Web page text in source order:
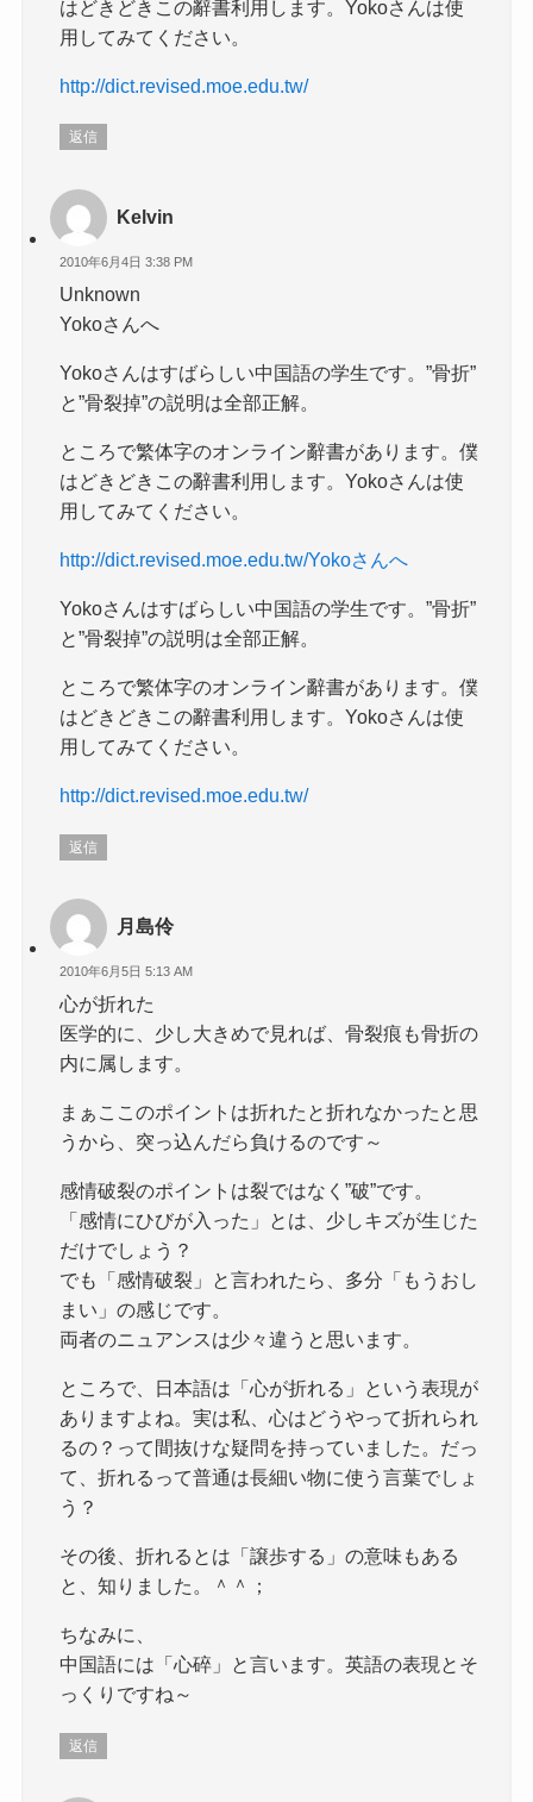
はどきどきこの辭書利用します。Yokoさんは使
用してみてください。
http://dict.revised.moe.edu.tw/
返信
Kelvin
2010年6月4日 3:38 PM
Unknown
Yokoさんへ
Yokoさんはすばらしい中国語の学生です。”骨折”
と”骨裂掉”の説明は全部正解。
ところで繁体字のオンライン辭書があります。僕
はどきどきこの辭書利用します。Yokoさんは使
用してみてください。
http://dict.revised.moe.edu.tw/Yokoさんへ
Yokoさんはすばらしい中国語の学生です。”骨折”
と”骨裂掉”の説明は全部正解。
ところで繁体字のオンライン辭書があります。僕
はどきどきこの辭書利用します。Yokoさんは使
用してみてください。
http://dict.revised.moe.edu.tw/
返信
月島伶
2010年6月5日 5:13 AM
心が折れた
医学的に、少し大きめで見れば、骨裂痕も骨折の
内に属します。
まぁここのポイントは折れたと折れなかったと思
うから、突っ込んだら負けるのです～
感情破裂のポイントは裂ではなく”破”です。
「感情にひびが入った」とは、少しキズが生じた
だけでしょう？
でも「感情破裂」と言われたら、多分「もうおし
まい」の感じです。
両者のニュアンスは少々違うと思います。
ところで、日本語は「心が折れる」という表現が
ありますよね。実は私、心はどうやって折れられ
るの？って間抜けな疑問を持っていました。だっ
て、折れるって普通は長細い物に使う言葉でしょ
う？
その後、折れるとは「譲歩する」の意味もある
と、知りました。＾＾；
ちなみに、
中国語には「心碎」と言います。英語の表現とそ
っくりですね～
返信